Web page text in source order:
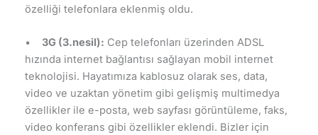
özelliği telefonlara eklenmiş oldu.
• 3G (3.nesil): Cep telefonları üzerinden ADSL
hızında internet bağlantısı sağlayan mobil internet
teknolojisi. Hayatımıza kablosuz olarak ses, data,
video ve uzaktan yönetim gibi gelişmiş multimedya
özellikler ile e-posta, web sayfası görüntüleme, faks,
video konferans gibi özellikler eklendi. Bizler için